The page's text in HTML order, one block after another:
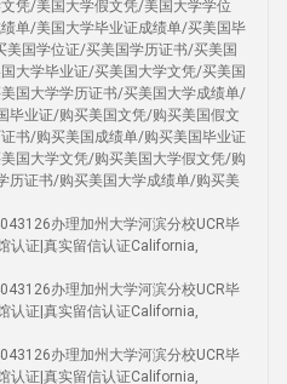
凭/美国大学假文凭/美国大学学位
单/美国大学毕业证成绩单/买美国毕
国学位证/买美国学历证书/买美国
大学毕业证/买美国大学文凭/买美国
国大学学历证书/买美国大学成绩单/
毕业证/购买美国文凭/购买美国假文
书/购买美国成绩单/购买美国毕业证
国大学文凭/购买美国大学假文凭/购
历证书/购买美国大学成绩单/购买美
办理加州大学河滨分校UCR毕
认证|真实留信认证California,
办理加州大学河滨分校UCR毕
认证|真实留信认证California,
办理加州大学河滨分校UCR毕
认证|真实留信认证California,